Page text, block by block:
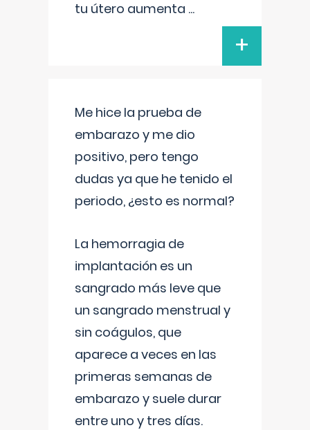
tu útero aumenta ...
+
Me hice la prueba de
embarazo y me dio
positivo, pero tengo
dudas ya que he tenido el
periodo, ¿esto es normal?
La hemorragia de
implantación es un
sangrado más leve que
un sangrado menstrual y
sin coágulos, que
aparece a veces en las
primeras semanas de
embarazo y suele durar
entre uno y tres días.